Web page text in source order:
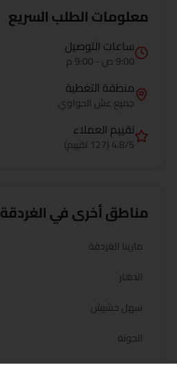
معلومات الطلب السريع
ساعات التوصيل
9:00 ص - 9:00 م
منطقة التغطية
جميععش الحواوي
تقييم العملاء
4.8/5 (127 تقييم)
مناطق أخرى فيالغردقة
مارينا الغردقة
الدهار
سهل حشيش
الجونة